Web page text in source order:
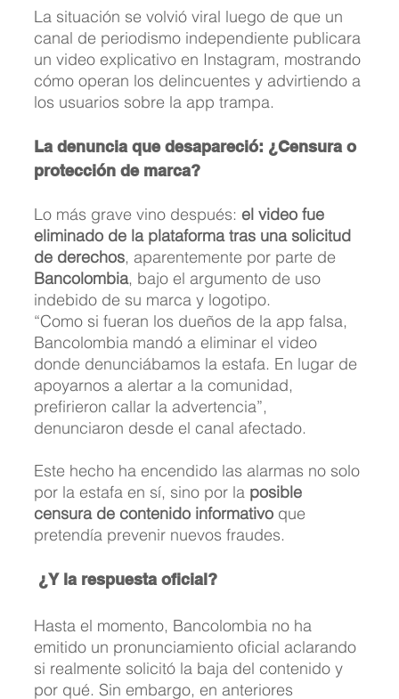
La situación se volvió viral luego de que un
canal de periodismo independiente publicara
un video explicativo en Instagram, mostrando
cómo operan los delincuentes y advirtiendo a
los usuarios sobre la app trampa.
La denuncia que desapareció: ¿Censura o
protección de marca?
Lo más grave vino después: el video fue
eliminado de la plataforma tras una solicitud
de derechos, aparentemente por parte de
Bancolombia, bajo el argumento de uso
indebido de su marca y logotipo.
“Como si fueran los dueños de la app falsa,
Bancolombia mandó a eliminar el video
donde denunciábamos la estafa. En lugar de
apoyarnos a alertar a la comunidad,
prefirieron callar la advertencia”,
denunciaron desde el canal afectado.
Este hecho ha encendido las alarmas no solo
por la estafa en sí, sino por la posible
censura de contenido informativo que
pretendía prevenir nuevos fraudes.
¿Y la respuesta oficial?
Hasta el momento, Bancolombia no ha
emitido un pronunciamiento oficial aclarando
si realmente solicitó la baja del contenido y
por qué. Sin embargo, en anteriores